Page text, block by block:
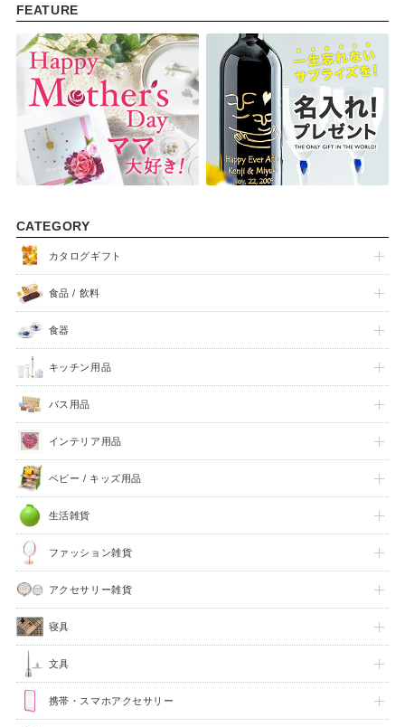
FEATURE
FEATURE
CATEGORY
カタログギフト
食品 / 飲料
食器
キッチン用品
バス用品
インテリア用品
ベビー / キッズ用品
生活雑貨
ファッション雑貨
アクセサリー雑貨
寝具
文具
携帯・スマホアクセサリー